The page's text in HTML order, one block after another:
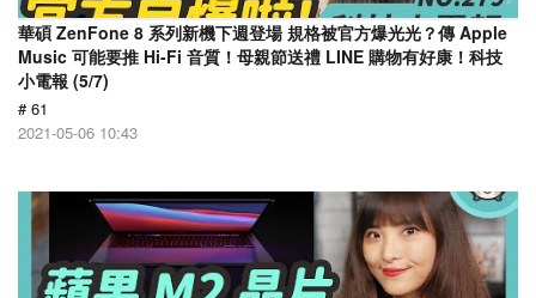
華碩 ZenFone 8 系列新機下週登場 規格被官方爆光光？傳 Apple
Music 可能要推 Hi-Fi 音質！母親節送禮 LINE 購物有好康！科技
小電報 (5/7)
# 61
2021-05-06 10:43